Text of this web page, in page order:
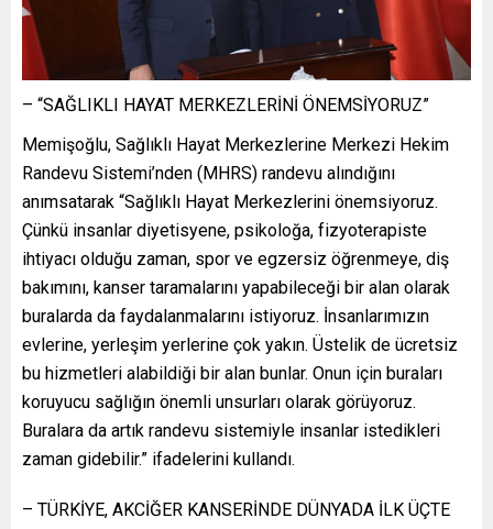
– “SAĞLIKLI HAYAT MERKEZLERİNİ ÖNEMSİYORUZ”
Memişoğlu, Sağlıklı Hayat Merkezlerine Merkezi Hekim
Randevu Sistemi’nden (MHRS) randevu alındığını
anımsatarak “Sağlıklı Hayat Merkezlerini önemsiyoruz.
Çünkü insanlar diyetisyene, psikoloğa, fizyoterapiste
ihtiyacı olduğu zaman, spor ve egzersiz öğrenmeye, diş
bakımını, kanser taramalarını yapabileceği bir alan olarak
buralarda da faydalanmalarını istiyoruz. İnsanlarımızın
evlerine, yerleşim yerlerine çok yakın. Üstelik de ücretsiz
bu hizmetleri alabildiği bir alan bunlar. Onun için buraları
koruyucu sağlığın önemli unsurları olarak görüyoruz.
Buralara da artık randevu sistemiyle insanlar istedikleri
zaman gidebilir.” ifadelerini kullandı.
– TÜRKİYE, AKCİĞER KANSERİNDE DÜNYADA İLK ÜÇTE